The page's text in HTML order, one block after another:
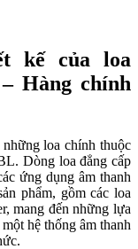
kế của loa
Hàng chính
loa chính thuộc
Dòng loa đẳng cấp
ứng dụng âm thanh
phẩm, gồm các loa
mang đến những lựa
hệ thống âm thanh